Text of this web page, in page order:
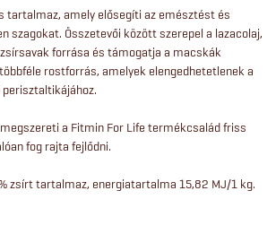
tartalmaz, amely elősegíti az emésztést és
szagokat. Összetevői között szerepel a lazacolaj,
forrása és támogatja a macskák
rostforrás, amelyek elengedhetetlenek a
a Fitmin For Life termékcsalád friss
fog rajta fejlődni.
zsírt tartalmaz, energiatartalma 15,82 MJ/1 kg.